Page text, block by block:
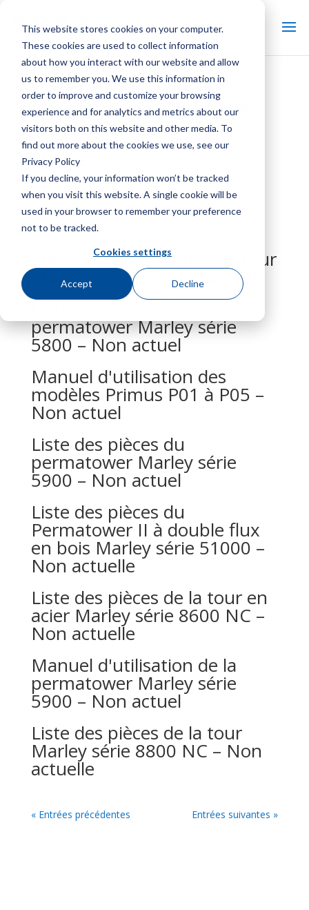
This website stores cookies on your computer.
These cookies are used to collect information
about how you interact with our website and allow
us to remember you. We use this information in
order to improve and customize your browsing
experience and for analytics and metrics about our
visitors both on this website and other media. To
find out more about the cookies we use, see our
Privacy Policy
If you decline, your information won’t be tracked
when you visit this website. A single cookie will be
used in your browser to remember your preference
not to be tracked.
Cookies settings
Accept Decline
Manuel d'utilisation du
ventilateur Marley HP7i de
144 pouces de diamètre –
Conception du moyeu à
plaque
Manuel d'utilisation des
modèles Primus P11 à P15 –
Non actuel
Manuel d'utilisation de la tour
Marley NCWD – Non actuel
permatower Marley série
5800 – Non actuel
Manuel d'utilisation des
modèles Primus P01 à P05 –
Non actuel
Liste des pièces du
permatower Marley série
5900 – Non actuel
Liste des pièces du
Permatower II à double flux
en bois Marley série 51000 –
Non actuelle
Liste des pièces de la tour en
acier Marley série 8600 NC –
Non actuelle
Manuel d'utilisation de la
permatower Marley série
5900 – Non actuel
Liste des pièces de la tour
Marley série 8800 NC – Non
actuelle
« Entrées précédentes Entrées suivantes »